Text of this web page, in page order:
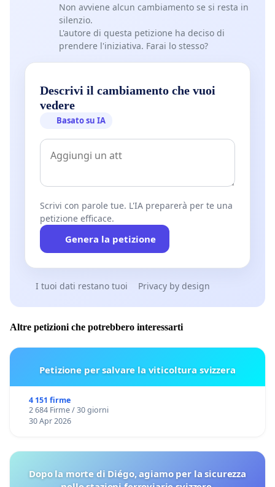
Non avviene alcun cambiamento se si resta in
silenzio.
L'autore di questa petizione ha deciso di
prendere l'iniziativa. Farai lo stesso?
Descrivi il cambiamento che vuoi
vedere
Basato su IA
Scrivi con parole tue. L'IA preparerà per te una
petizione efficace.
Genera la petizione
I tuoi dati restano tuoi Privacy by design
Altre petizioni che potrebbero interessarti
Petizione per salvare la viticoltura svizzera
4 151 firme
2 684 Firme / 30 giorni
30 Apr 2026
Dopo la morte di Diégo, agiamo per la sicurezza